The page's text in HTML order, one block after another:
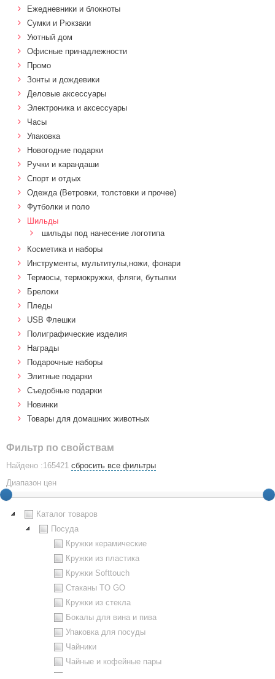
Ежедневники и блокноты
Сумки и Рюкзаки
Уютный дом
Офисные принадлежности
Промо
Зонты и дождевики
Деловые аксессуары
Электроника и аксессуары
Часы
Упаковка
Новогодние подарки
Ручки и карандаши
Спорт и отдых
Одежда (Ветровки, толстовки и прочее)
Футболки и поло
Шильды
шильды под нанесение логотипа
Косметика и наборы
Инструменты, мультитулы,ножи, фонари
Термосы, термокружки, фляги, бутылки
Брелоки
Пледы
USB Флешки
Полиграфические изделия
Награды
Подарочные наборы
Элитные подарки
Cъедобные подарки
Новинки
Товары для домашних животных
Фильтр по свойствам
Найдено :165421 сбросить все фильтры
Диапазон цен
Каталог товаров
Посуда
Кружки керамические
Кружки из пластика
Кружки Softtouch
Стаканы TO GO
Кружки из стекла
Бокалы для вина и пива
Упаковка для посуды
Чайники
Чайные и кофейные пары